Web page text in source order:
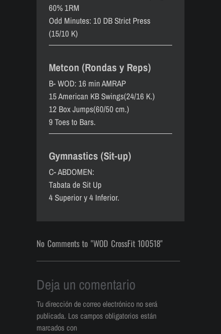
60% 1RM
Odd Minutes: 10 DB Strict Press
(15/10 K)
Metcon (Rondas y Reps)
B- WOD: 16 min AMRAP
15 American KB Swings(24/16 K.)
12 Box Jumps(60/50 cm.)
9 Toes to Bars.
Gymnastics (Sit-up)
C- ABDOMEN:
Tabata de Sit Up
4 Superior y 4 Inferior.
No Comments to "WOD CrossFit 100518"
Deja un comentario
Tu dirección de correo electrónico no será
publicada. Los campos obligatorios están
marcados con